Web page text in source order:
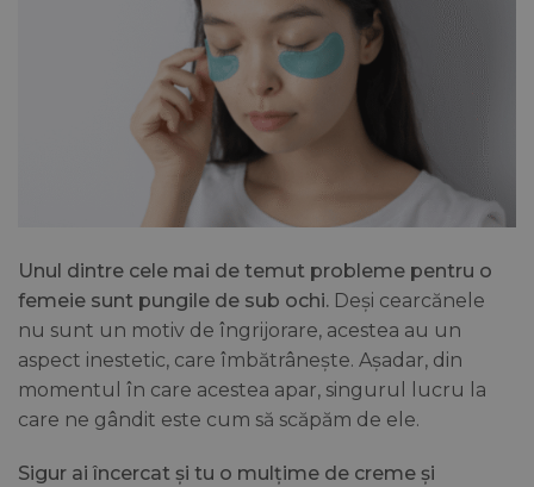
Unul dintre cele mai de temut probleme pentru o
femeie sunt pungile de sub ochi. Deși cearcănele
nu sunt un motiv de îngrijorare, acestea au un
aspect inestetic, care îmbătrânește. Așadar, din
momentul în care acestea apar, singurul lucru la
care ne gândit este cum să scăpăm de ele.
Sigur ai încercat și tu o mulțime de creme și